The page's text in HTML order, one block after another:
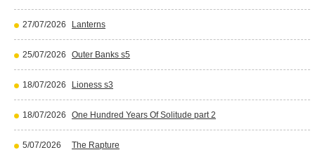
27/07/2026 Lanterns
25/07/2026 Outer Banks s5
18/07/2026 Lioness s3
18/07/2026 One Hundred Years Of Solitude part 2
5/07/2026 The Rapture